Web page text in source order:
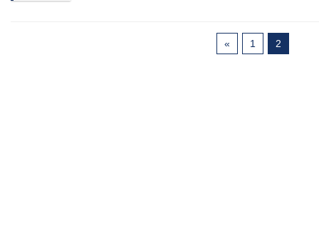
« 1 2